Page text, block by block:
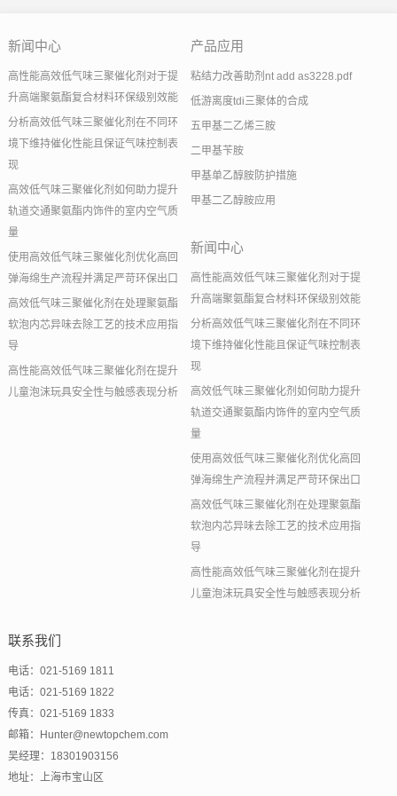
新闻中心
高性能高效低气味三聚催化剂对于提
升高端聚氨酯复合材料环保级别效能
分析高效低气味三聚催化剂在不同环
境下维持催化性能且保证气味控制表
现
高效低气味三聚催化剂如何助力提升
轨道交通聚氨酯内饰件的室内空气质
量
使用高效低气味三聚催化剂优化高回
弹海绵生产流程并满足严苛环保出口
高效低气味三聚催化剂在处理聚氨酯
软泡内芯异味去除工艺的技术应用指
导
高性能高效低气味三聚催化剂在提升
儿童泡沫玩具安全性与触感表现分析
产品应用
粘结力改善助剂nt add as3228.pdf
低游离度tdi三聚体的合成
五甲基二乙烯三胺
二甲基苄胺
甲基单乙醇胺防护措施
甲基二乙醇胺应用
新闻中心
高性能高效低气味三聚催化剂对于提
升高端聚氨酯复合材料环保级别效能
分析高效低气味三聚催化剂在不同环
境下维持催化性能且保证气味控制表
现
高效低气味三聚催化剂如何助力提升
轨道交通聚氨酯内饰件的室内空气质
量
使用高效低气味三聚催化剂优化高回
弹海绵生产流程并满足严苛环保出口
高效低气味三聚催化剂在处理聚氨酯
软泡内芯异味去除工艺的技术应用指
导
高性能高效低气味三聚催化剂在提升
儿童泡沫玩具安全性与触感表现分析
联系我们
电话：021-5169 1811
电话：021-5169 1822
传真：021-5169 1833
邮箱：Hunter@newtopchem.com
吴经理：18301903156
地址：上海市宝山区